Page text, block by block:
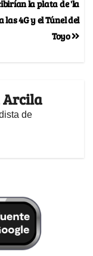
la plata de 'la
las 4G y el Túnel del
Toyo
de